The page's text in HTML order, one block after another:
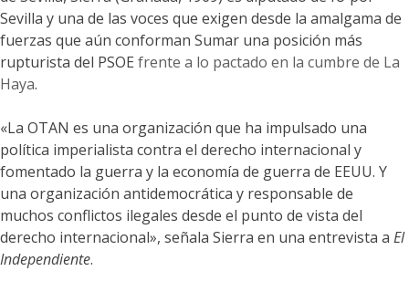
Sevilla y una de las voces que exigen desde la amalgama de
fuerzas que aún conforman Sumar una posición más
rupturista del PSOE frente a lo pactado en la cumbre de La
Haya.
«La OTAN es una organización que ha impulsado una
política imperialista contra el derecho internacional y
fomentado la guerra y la economía de guerra de EEUU. Y
una organización antidemocrática y responsable de
muchos conflictos ilegales desde el punto de vista del
derecho internacional», señala Sierra en una entrevista a El
Independiente.